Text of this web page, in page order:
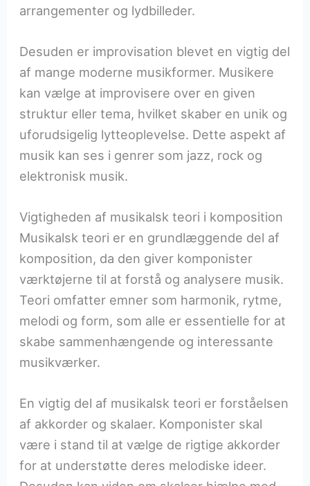
arrangementer og lydbilleder.
Desuden er improvisation blevet en vigtig del
af mange moderne musikformer. Musikere
kan vælge at improvisere over en given
struktur eller tema, hvilket skaber en unik og
uforudsigelig lytteoplevelse. Dette aspekt af
musik kan ses i genrer som jazz, rock og
elektronisk musik.
Vigtigheden af musikalsk teori i komposition
Musikalsk teori er en grundlæggende del af
komposition, da den giver komponister
værktøjerne til at forstå og analysere musik.
Teori omfatter emner som harmonik, rytme,
melodi og form, som alle er essentielle for at
skabe sammenhængende og interessante
musikværker.
En vigtig del af musikalsk teori er forståelsen
af akkorder og skalaer. Komponister skal
være i stand til at vælge de rigtige akkorder
for at understøtte deres melodiske ideer.